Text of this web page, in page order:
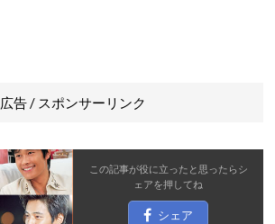
広告 / スポンサーリンク
この記事が役に立ったと思ったらシ
ェアを押してね
シェア